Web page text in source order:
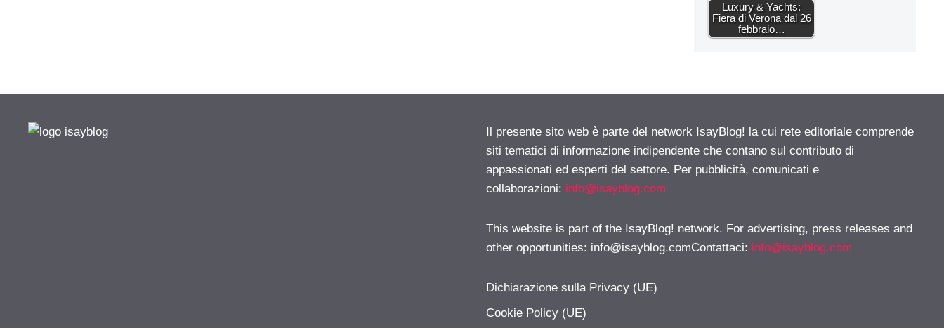
Luxury & Yachts:
Fiera di Verona dal 26
febbraio…
Il presente sito web è parte del network IsayBlog! la cui rete editoriale comprende
siti tematici di informazione indipendente che contano sul contributo di
appassionati ed esperti del settore. Per pubblicità, comunicati e
collaborazioni: info@isayblog.com
This website is part of the IsayBlog! network. For advertising, press releases and
other opportunities: info@isayblog.comContattaci: info@isayblog.com
Dichiarazione sulla Privacy (UE)
Cookie Policy (UE)